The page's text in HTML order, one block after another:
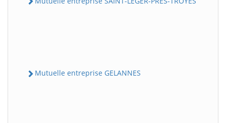
Mutuelle entreprise GELANNES